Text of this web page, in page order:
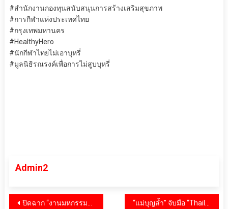
#สำนักงานกองทุนสนับสนุนการสร้างเสริมสุขภาพ
#การกีฬาแห่งประเทศไทย
#กรุงเทพมหานคร
#HealthyHero
#นักกีฬาไทยไม่เอาบุหรี่
#มูลนิธิรณรงค์เพื่อการไม่สูบบุหรี่
Admin2
แนะแนว
ปิดฉาก “งานมหกรรมหนังสือระดับชาติ ครั้งที่ 30 (Book Expo Thailand 2025)” ทุบสถิติทะลุ 1.5 ล้านคน! ยอดขายกว่า 474 ล้านบาท “Gen Z” พลังขับเคลื่อนหลัก “นิยาย” ครองแชมป์ “แม่บุญล้ำ” จับมือ “Thailand Culinary Academy” ยกระดับเครื่องปรุงไทยสู่สากล!! คว้ารางวัลอาหารระดับโลกจากเวที FHA FOOD & BEVERAGE 2025 ณ ประเทศสิงคโปร์